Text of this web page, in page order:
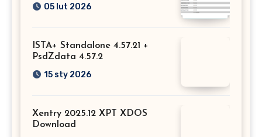
05 lut 2026
ISTA+ Standalone 4.57.21 +
PsdZdata 4.57.2
15 sty 2026
Xentry 2025.12 XPT XDOS
Download